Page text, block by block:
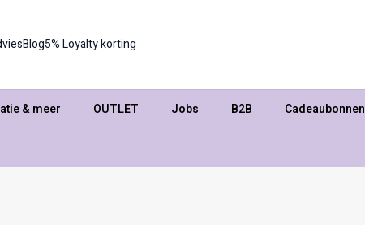
Blog5% Loyalty korting
& meer OUTLET Jobs B2B Cadeaubonnen